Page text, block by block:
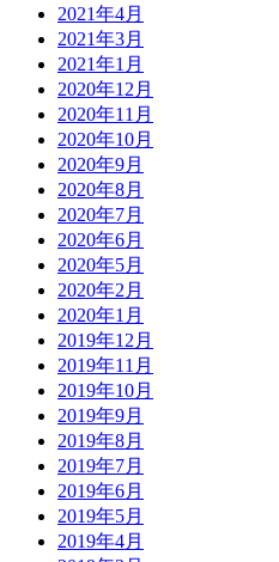
2021年4月
2021年3月
2021年1月
2020年12月
2020年11月
2020年10月
2020年9月
2020年8月
2020年7月
2020年6月
2020年5月
2020年2月
2020年1月
2019年12月
2019年11月
2019年10月
2019年9月
2019年8月
2019年7月
2019年6月
2019年5月
2019年4月